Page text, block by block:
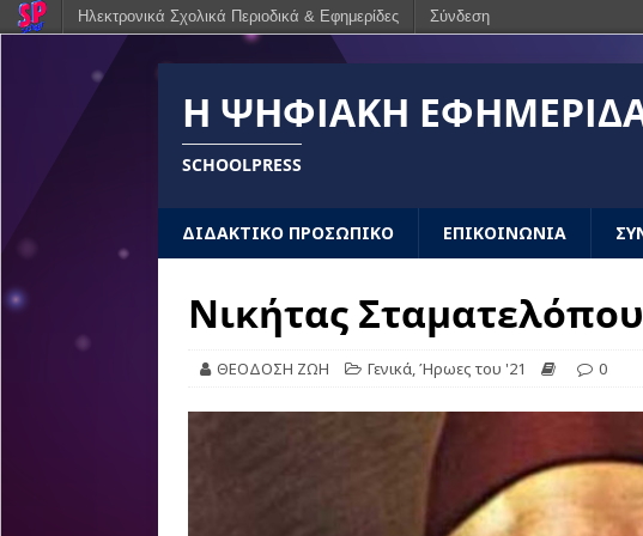
Η ΨΗΦΙΑΚΉ
SCHOOLPRESS
ΔΙΔΑΚΤΙΚΟ ΠΡΟΣΩΠΙΚΟ ΕΠΙΚΟΙΝΩΝΙΑ
Νικήτας
ΘΕΟΔΟΣΗ ΖΩΗ Γενικά,Ήρωες του '21 0
Ηλεκτρονικά Σχολικά Περιοδικά & Εφημερίδες Σύνδεση